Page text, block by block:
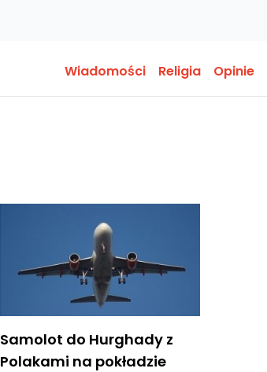
Wiadomości Religia Opinie
Samolot do Hurghady z
Polakami na pokładzie